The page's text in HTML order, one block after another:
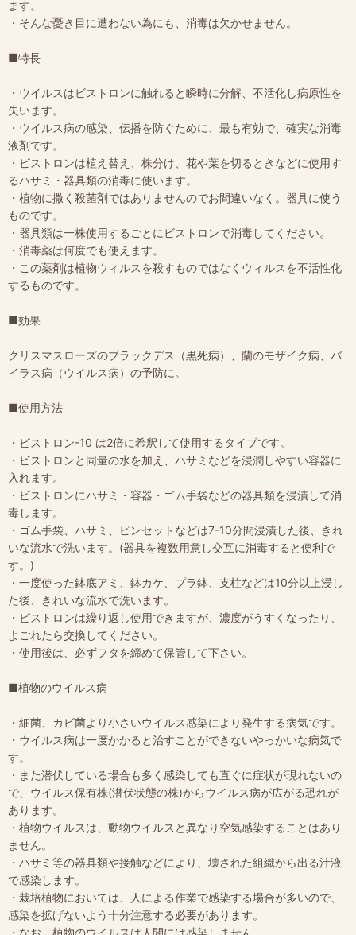
ます。
・そんな憂き目に遭わない為にも、消毒は欠かせません。
■特長
・ウイルスはビストロンに触れると瞬時に分解、不活化し病原性を
失います。
・ウイルス病の感染、伝播を防ぐために、最も有効で、確実な消毒
液剤です。
・ビストロンは植え替え、株分け、花や葉を切るときなどに使用す
るハサミ・器具類の消毒に使います。
・植物に撒く殺菌剤ではありませんのでお間違いなく。器具に使う
ものです。
・器具類は一株使用するごとにビストロンで消毒してください。
・消毒薬は何度でも使えます。
・この薬剤は植物ウィルスを殺すものではなくウィルスを不活性化
するものです。
■効果
クリスマスローズのブラックデス（黒死病）、蘭のモザイク病、バ
イラス病（ウイルス病）の予防に。
■使用方法
・ビストロン-10 は2倍に希釈して使用するタイプです。
・ビストロンと同量の水を加え、ハサミなどを浸潤しやすい容器に
入れます。
・ビストロンにハサミ・容器・ゴム手袋などの器具類を浸漬して消
毒します。
・ゴム手袋、ハサミ、ピンセットなどは7-10分間浸漬した後、きれ
いな流水で洗います。(器具を複数用意し交互に消毒すると便利で
す。)
・一度使った鉢底アミ、鉢カケ、プラ鉢、支柱などは10分以上浸し
た後、きれいな流水で洗います。
・ビストロンは繰り返し使用できますが、濃度がうすくなったり、
よごれたら交換してください。
・使用後は、必ずフタを締めて保管して下さい。
■植物のウイルス病
・細菌、カビ菌より小さいウイルス感染により発生する病気です。
・ウイルス病は一度かかると治すことができないやっかいな病気で
す。
・また潜伏している場合も多く感染しても直ぐに症状が現れないの
で、ウイルス保有株(潜伏状態の株)からウイルス病が広がる恐れが
あります。
・植物ウイルスは、動物ウイルスと異なり空気感染することはあり
ません。
・ハサミ等の器具類や接触などにより、壊された組織から出る汁液
で感染します。
・栽培植物においては、人による作業で感染する場合が多いので、
感染を拡げないよう十分注意する必要があります。
・なお、植物のウイルスは人間には感染しません。